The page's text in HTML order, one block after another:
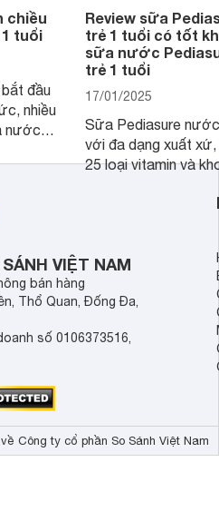
chiều
tuổi
đầu
nhiều
nước
phát
Review sữa
trẻ 1 tuổi có tốt
sữa nước
trẻ 1 tuổi
17/01/2025
Sữa Pediasure
với đa dạng xuất
25 loại vitamin và
VIỆT NAM
bán hàng
Thổ Quan, Đống Đa,
số 0106373516,
Công ty cổ phần So Sánh Việt Nam